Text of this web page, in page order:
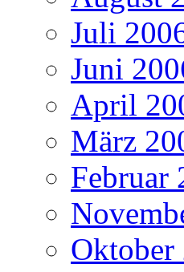
Juli
Juni
April
März
Februar
Oktober